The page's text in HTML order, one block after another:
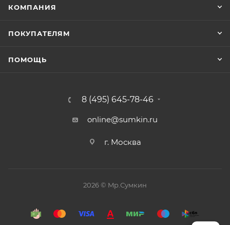
КОМПАНИЯ
ПОКУПАТЕЛЯМ
ПОМОЩЬ
8 (495) 645-78-46
online@sumkin.ru
г. Москва
2026 © Mр.Сумкин